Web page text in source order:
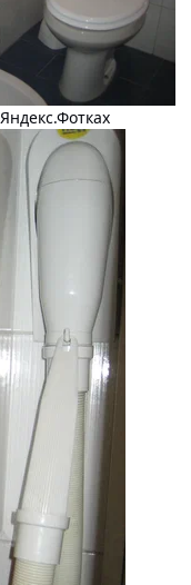
Яндекс.Фотках